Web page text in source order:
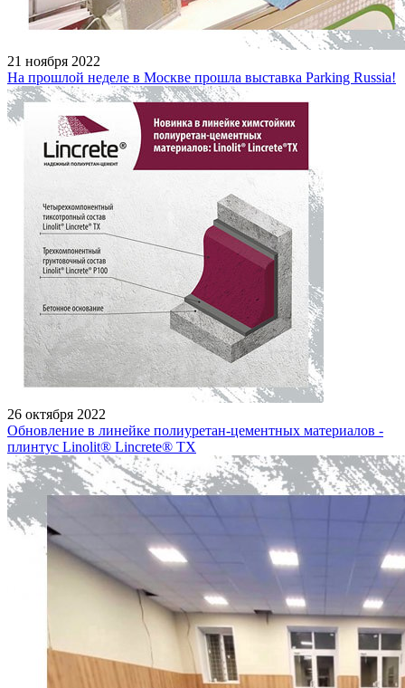
21 ноября 2022
На прошлой неделе в Москве прошла выставка Parking Russia!
26 октября 2022
Обновление в линейке полиуретан-цементных материалов -
плинтус Linolit® Lincrete® ТХ